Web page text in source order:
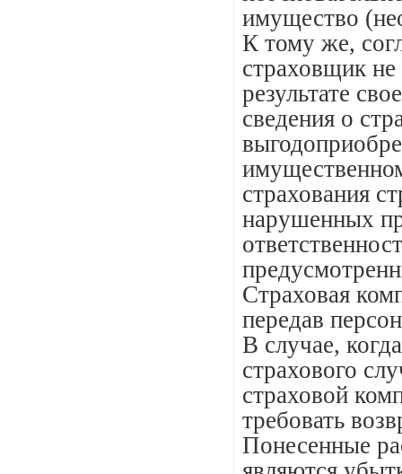
имущество
К тому же,
страховщик
результате
сведения о
страхования
нарушенных
Страховая
передав
В случае,
страхового
страховой
требовать
Понесенные